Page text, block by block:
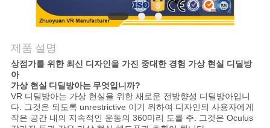
식
케
이
제품 설명
상점가를 위한 최신 디자인을 가진 중대한 경험 가상 현실 디딜방
아
가상 현실 디딜방아는 무엇입니까?
VR 디딜방아는 가상 현실을 위한 새로운 전방향성 디딜방아입니
다. 그것은 되도록 unrestrictive 이기 위하여 디자인되 사용자에게
작은 공간 내의 지속적인 운동의 360마리 도를 주. 그것은 Oculus